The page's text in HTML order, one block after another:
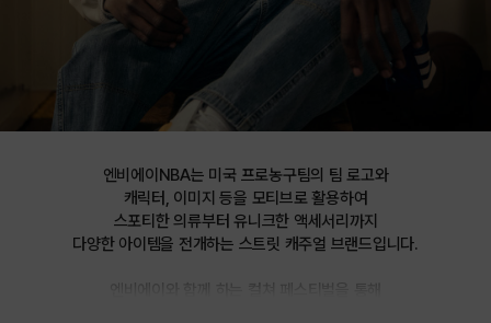
엔비에이NBA는 미국 프로농구팀의 팀 로고와
캐릭터, 이미지 등을 모티브로 활용하여
스포티한 의류부터 유니크한 액세서리까지
다양한 아이템을 전개하는 스트릿 캐주얼 브랜드입니다.